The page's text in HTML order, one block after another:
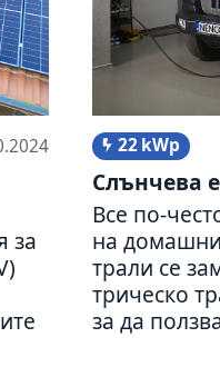
за
22 kWp
Слънчева
Все по-
на
трали се
три­че­ско
за да